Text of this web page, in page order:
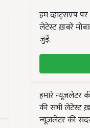
हम व्हाट्सएप
लेटेस्ट ख़बरें
जुड़ें.
हमारे न्यूज़लेटर
की सभी लेटेस्ट
न्यूज़लेटर की